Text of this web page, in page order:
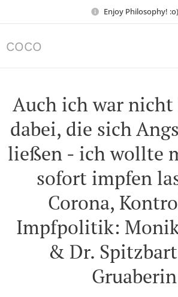
Enjoy Philosophy! :o)
COCO
Auch ich war nicht
dabei, die sich
ließen - ich wollte
sofort impfen
Corona,
Impfpolitik:
& Dr.
Gruaberin